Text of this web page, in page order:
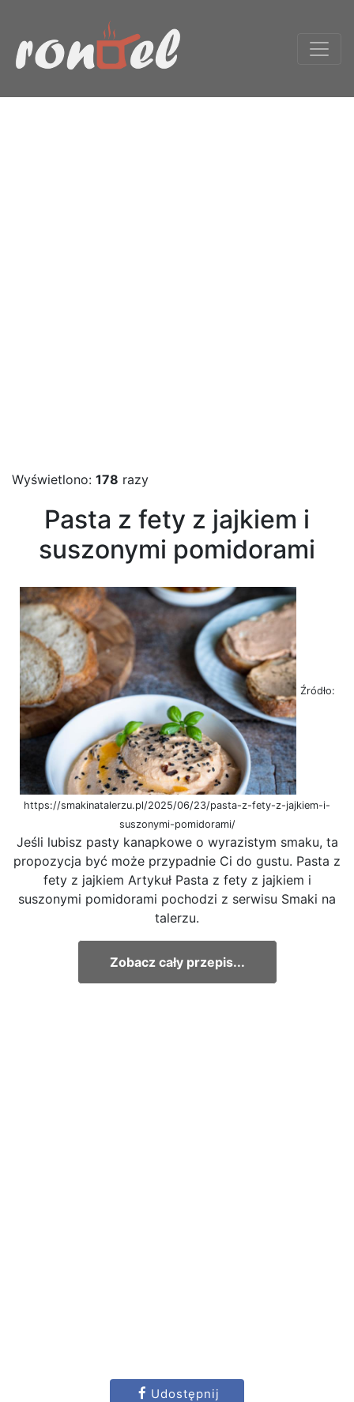
Wyświetlono: 178 razy
Pasta z fety z jajkiem i
suszonymi pomidorami
Źródło:
https://smakinatalerzu.pl/2025/06/23/pasta-z-fety-z-jajkiem-i-
suszonymi-pomidorami/
Jeśli lubisz pasty kanapkowe o wyrazistym smaku, ta
propozycja być może przypadnie Ci do gustu. Pasta z
fety z jajkiem Artykuł Pasta z fety z jajkiem i
suszonymi pomidorami pochodzi z serwisu Smaki na
talerzu.
Zobacz cały przepis...
Udostępnij